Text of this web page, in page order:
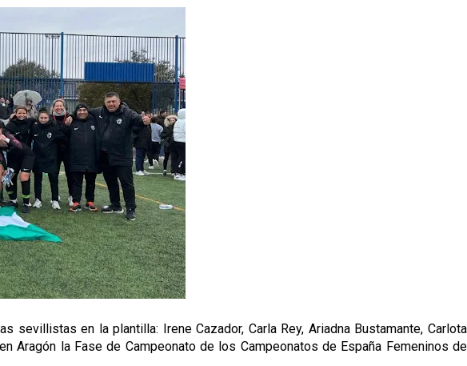
en la plantilla: Irene Cazador, Carla Rey, Ariadna Bustamante, Carlota
Aragón la Fase de Campeonato de los Campeonatos de España Femeninos de